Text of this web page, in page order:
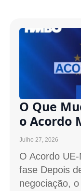
O Que
o Acordo
Julho 27, 2026
O Acordo
fase Depois
negociação,